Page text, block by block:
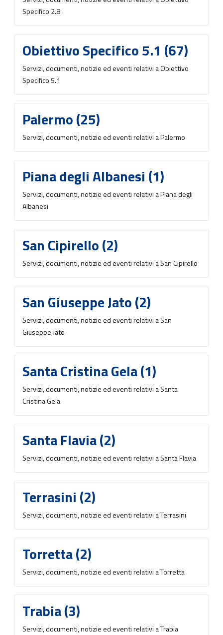
Specifico 2.8
Obiettivo Specifico 5.1 (67)
Servizi, documenti, notizie ed eventi relativi a Obiettivo
Specifico 5.1
Palermo (25)
Servizi, documenti, notizie ed eventi relativi a Palermo
Piana degli Albanesi (1)
Servizi, documenti, notizie ed eventi relativi a Piana degli
Albanesi
San Cipirello (2)
Servizi, documenti, notizie ed eventi relativi a San Cipirello
San Giuseppe Jato (2)
Servizi, documenti, notizie ed eventi relativi a San
Giuseppe Jato
Santa Cristina Gela (1)
Servizi, documenti, notizie ed eventi relativi a Santa
Cristina Gela
Santa Flavia (2)
Servizi, documenti, notizie ed eventi relativi a Santa Flavia
Terrasini (2)
Servizi, documenti, notizie ed eventi relativi a Terrasini
Torretta (2)
Servizi, documenti, notizie ed eventi relativi a Torretta
Trabia (3)
Servizi, documenti, notizie ed eventi relativi a Trabia